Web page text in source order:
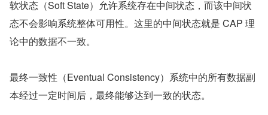
软状态（Soft State）允许系统存在中间状态，而该中间状
态不会影响系统整体可用性。这里的中间状态就是 CAP 理
论中的数据不一致。
最终一致性（Eventual Consistency）系统中的所有数据副
本经过一定时间后，最终能够达到一致的状态。